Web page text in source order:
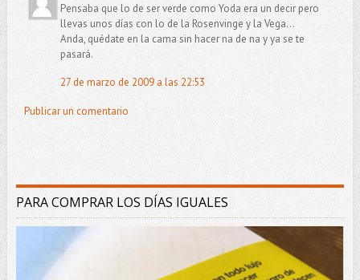
Pensaba que lo de ser verde como Yoda era un decir pero
llevas unos días con lo de la Rosenvinge y la Vega...
Anda, quédate en la cama sin hacer na de na y ya se te
pasará.
27 de marzo de 2009 a las 22:53
Publicar un comentario
PARA COMPRAR LOS DÍAS IGUALES